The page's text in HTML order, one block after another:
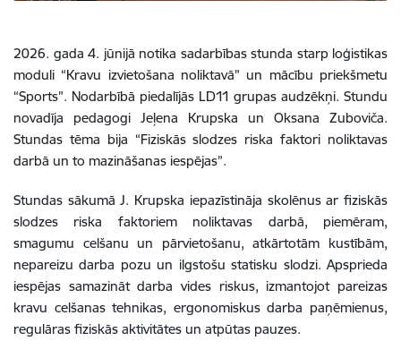
2026. gada 4. jūnijā notika sadarbības stunda starp loģistikas
moduli “Kravu izvietošana noliktavā” un mācību priekšmetu
“Sports”. Nodarbībā piedalījās LD11 grupas audzēkņi. Stundu
novadīja pedagogi Jeļena Krupska un Oksana Zuboviča.
Stundas tēma bija “Fiziskās slodzes riska faktori noliktavas
darbā un to mazināšanas iespējas”.
Stundas sākumā J. Krupska iepazīstināja skolēnus ar fiziskās
slodzes riska faktoriem noliktavas darbā, piemēram,
smagumu celšanu un pārvietošanu, atkārtotām kustībām,
nepareizu darba pozu un ilgstošu statisku slodzi. Apsprieda
iespējas samazināt darba vides riskus, izmantojot pareizas
kravu celšanas tehnikas, ergonomiskus darba paņēmienus,
regulāras fiziskās aktivitātes un atpūtas pauzes.